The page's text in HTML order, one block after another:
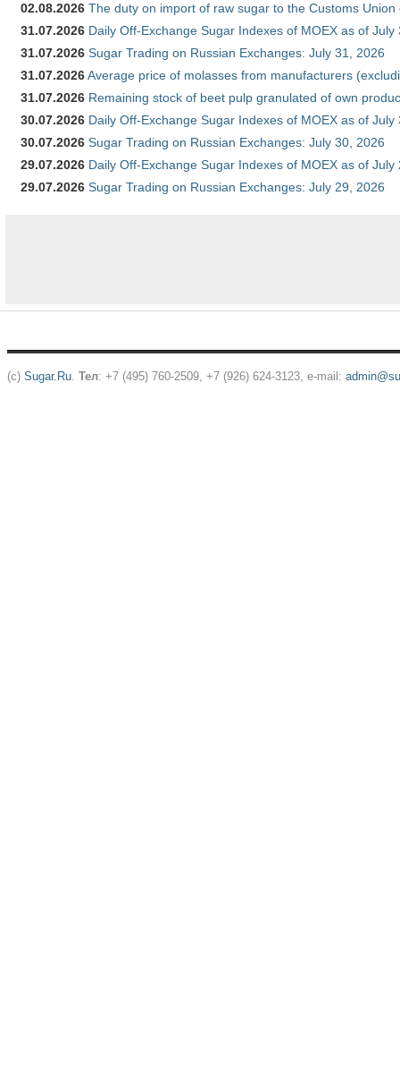
02.08.2026 The duty on import of raw sugar to the Customs
31.07.2026 Daily Off-Exchange Sugar Indexes of MOEX as of July
31.07.2026 Sugar Trading on Russian Exchanges: July 31, 2026
31.07.2026Average price of molasses from manufacturers
31.07.2026 Remaining stock of beet pulp granulated of own
30.07.2026 Daily Off-Exchange Sugar Indexes of MOEX as of July
30.07.2026 Sugar Trading on Russian Exchanges: July 30, 2026
29.07.2026 Daily Off-Exchange Sugar Indexes of MOEX as of July
29.07.2026 Sugar Trading on Russian Exchanges: July 29, 2026
(c) Sugar.Ru. Тел: +7 (495) 760-2509, +7 (926) 624-3123, e-mail: